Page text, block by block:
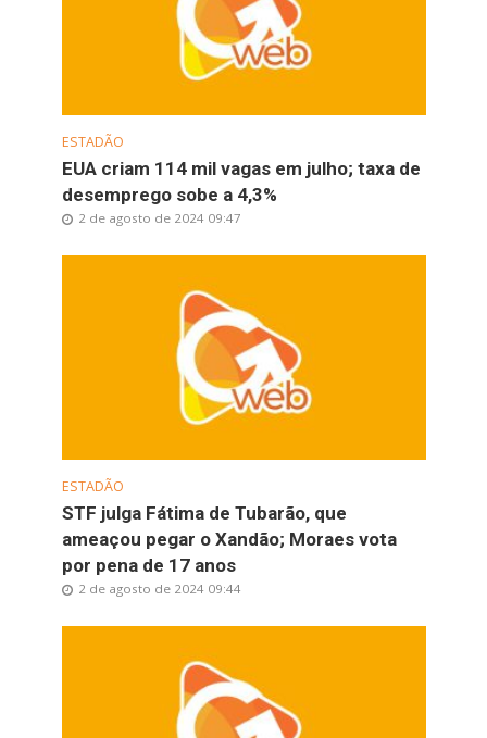
ESTADÃO
EUA criam 114 mil vagas em julho; taxa de
desemprego sobe a 4,3%
2 de agosto de 2024 09:47
ESTADÃO
STF julga Fátima de Tubarão, que
ameaçou pegar o Xandão; Moraes vota
por pena de 17 anos
2 de agosto de 2024 09:44